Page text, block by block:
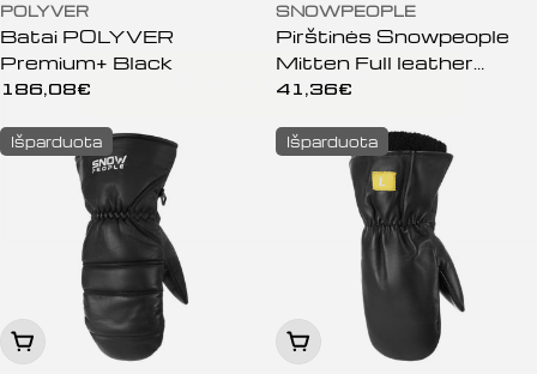
POLYVER
Batai POLYVER
Premium+ Black
Įprasta
186,08€
SNOWPEOPLE
Pirštinės Snowpeople
Mitten Full leather
Junior Black
Įprasta
41,36€
Išparduota
Peržiūrėti
Išparduota
Peržiūrėti
NORIU LAIMĖTI